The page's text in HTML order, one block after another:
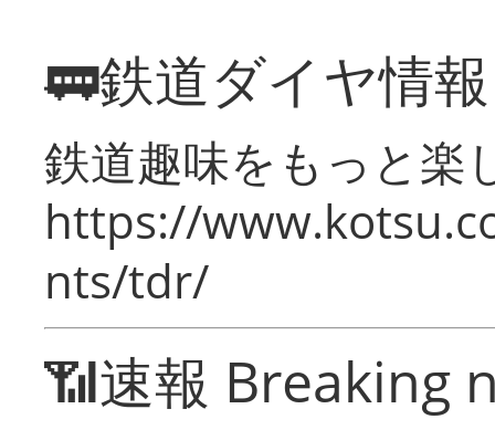
🚃鉄道ダイヤ情
鉄道趣味をもっと楽
https://
nts/tdr/
📶速報 Breaking